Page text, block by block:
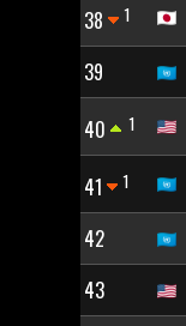
38 1
39
40 1
41 1
42
43